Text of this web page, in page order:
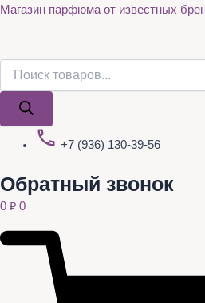
Перейти
Магазин парфюма от известных
Поиск
+7 (936) 130-39-56
Обратный звонок
0 ₽ 0
Поиск
Quantity